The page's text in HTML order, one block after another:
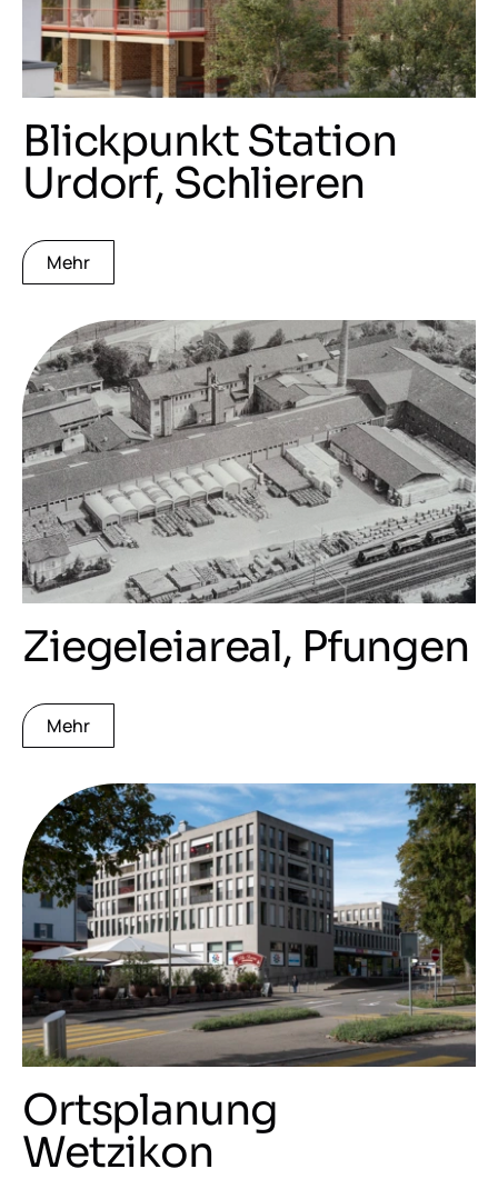
Blickpunkt Station
Urdorf, Schlieren
Mehr
Ziegeleiareal, Pfungen
Mehr
Ortsplanung
Wetzikon